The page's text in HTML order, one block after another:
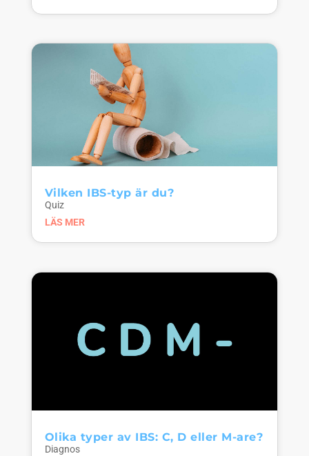
Vilken IBS-typ är du?
Quiz
LÄS MER
Olika typer av IBS: C, D eller M-are?
Diagnos